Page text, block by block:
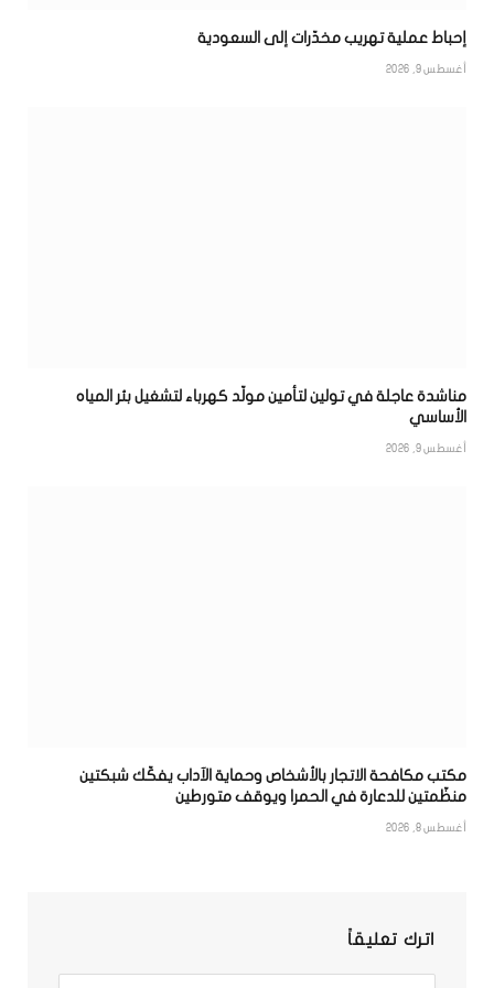
إحباط عملية تهريب مخدّرات إلى السعودية
أغسطس 9, 2026
مناشدة عاجلة في تولين لتأمين مولّد كهرباء لتشغيل بئر المياه
الأساسي
أغسطس 9, 2026
مكتب مكافحة الاتجار بالأشخاص وحماية الآداب يفكّك شبكتين
منظّمتين للدعارة في الحمرا ويوقف متورطين
أغسطس 8, 2026
اترك تعليقاً